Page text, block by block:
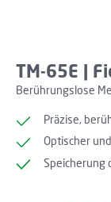
TM-65E |
Berührungslose
Präzise,
Optischer
Speicherung